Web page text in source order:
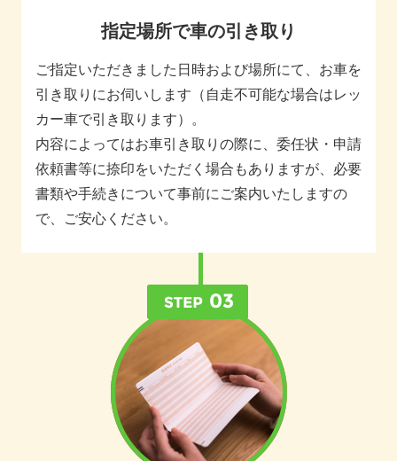
指定場所で車の引き取り
ご指定いただきました日時および場所にて、お車を
引き取りにお伺いします（自走不可能な場合はレッ
カー車で引き取ります）。
内容によってはお車引き取りの際に、委任状・申請
依頼書等に捺印をいただく場合もありますが、必要
書類や手続きについて事前にご案内いたしますの
で、ご安心ください。